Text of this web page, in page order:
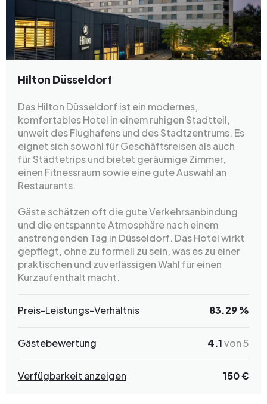
Hilton Düsseldorf
Das Hilton Düsseldorf ist ein modernes,
komfortables Hotel in einem ruhigen Stadtteil,
unweit des Flughafens und des Stadtzentrums. Es
eignet sich sowohl für Geschäftsreisen als auch
für Städtetrips und bietet geräumige Zimmer,
einen Fitnessraum sowie eine gute Auswahl an
Restaurants.
Gäste schätzen oft die gute Verkehrsanbindung
und die entspannte Atmosphäre nach einem
anstrengenden Tag in Düsseldorf. Das Hotel wirkt
gepflegt, ohne zu formell zu sein, was es zu einer
praktischen und zuverlässigen Wahl für einen
Kurzaufenthalt macht.
Preis-Leistungs-Verhältnis 83.29 %
Gästebewertung 4.1von 5
Verfügbarkeit anzeigen 150 €